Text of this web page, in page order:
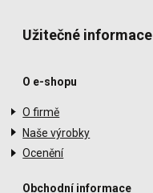
Užitečné informace
O e-shopu
O firmě
Naše výrobky
Ocenění
Obchodní informace